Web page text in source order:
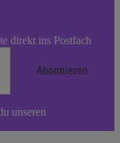
direkt ins Postfach
Abonnieren
unseren